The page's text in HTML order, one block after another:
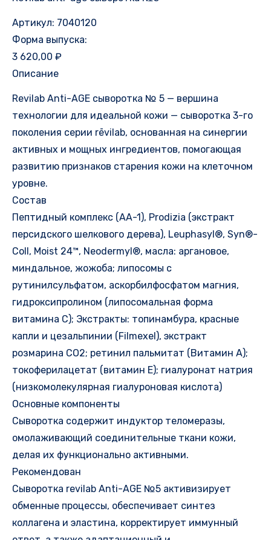
Артикул: 7040120
Форма выпуска:
3 620,00 ₽
Описание
Revilab Anti-AGE сыворотка № 5 — вершина
технологии для идеальной кожи — сыворотка 3-го
поколения серии rēvilab, основанная на синергии
активных и мощных ингредиентов, помогающая
развитию признаков старения кожи на клеточном
уровне.
Состав
Пептидный комплекс (АА-1), Prodizia (экстракт
персидского шелкового дерева), Leuphasyl®, Syn®-
Coll, Moist 24™, Neodermyl®, масла: аргановое,
миндальное, жожоба; липосомы с
рутинилсульфатом, аскорбилфосфатом магния,
гидроксипролином (липосомальная форма
витамина С); Экстракты: топинамбура, красные
капли и цезальпинии (Filmexel), экстракт
розмарина СО2; ретинил пальмитат (Витамин А);
токоферилацетат (витамин Е); гиалуронат натрия
(низкомолекулярная гиалуроновая кислота)
Основные компоненты
Сыворотка содержит индуктор теломеразы,
омолаживающий соединительные ткани кожи,
делая их функционально активными.
Рекомендован
Сыворотка revilab Anti-AGE №5 активизирует
обменные процессы, обеспечивает синтез
коллагена и эластина, корректирует иммунный